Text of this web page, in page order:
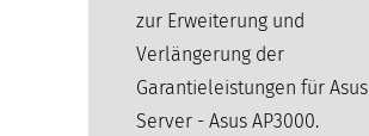
zur Erweiterung und
Verlängerung der
Garantieleistungen für Asus
Server - Asus AP3000.